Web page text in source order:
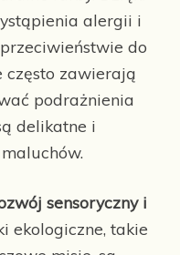
alergii i
do
często zawierają
podrażnienia
delikatne i
sensoryczny i
ekologiczne, takie